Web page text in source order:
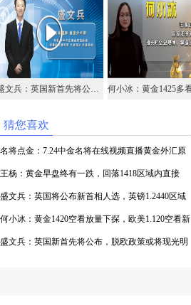
盛文兵：英国新首先将公布，脱欧政策或将现光明
猜您喜欢
名将点金：7.24中金名将在线视频直播黄金外汇原
油
王杨：黄金早盘终有一跌，回落1418区域内直接
多！
盛文兵：英国将公布新首相人选，英镑1.2440区域
博弈中线多头
何小冰：黄金1420空看放量下探，欧美1.120空看新
低
盛文兵：英国新首先将公布，脱欧政策或将现光明